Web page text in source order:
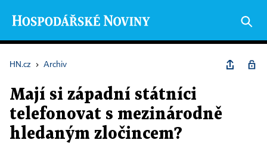
HN.cz › Archiv
Mají si západní státníci
telefonovat s mezinárodně
hledaným zločincem?